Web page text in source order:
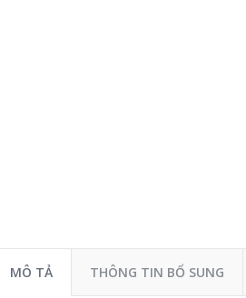
MÔ TẢ THÔNG TIN BỔ SUNG